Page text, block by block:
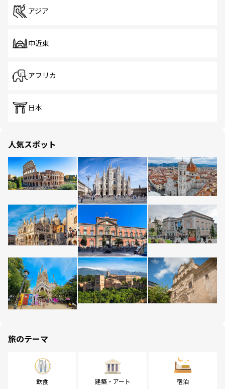
アジア
中近東
アフリカ
日本
人気スポット
旅のテーマ
飲食 建築・アート 宿泊